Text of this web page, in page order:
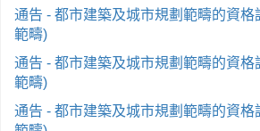
通告 - 都市建築及城市規劃範疇的資格
範疇)
通告 - 都市建築及城市規劃範疇的資格
範疇)
通告 - 都市建築及城市規劃範疇的資格